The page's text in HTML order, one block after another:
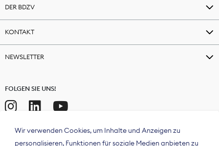
DER BDZV
KONTAKT
NEWSLETTER
FOLGEN SIE UNS!
Wir verwenden Cookies, um Inhalte und Anzeigen zu
personalisieren, Funktionen für soziale Medien anbieten zu